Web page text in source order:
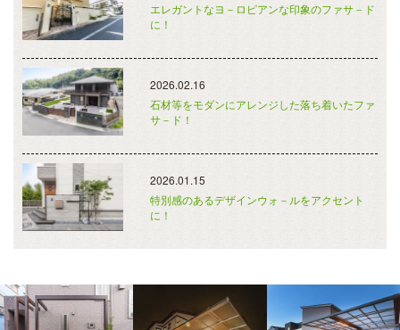
エレガントなヨ－ロピアンな印象のファサ－ド
に！
2026.02.16
石材等をモダンにアレンジした落ち着いたファ
サ－ド！
2026.01.15
特別感のあるデザインウォ－ルをアクセント
に！